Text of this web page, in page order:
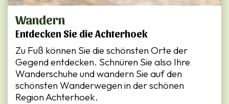
Wandern
Entdecken Sie die Achterhoek
Zu Fuß können Sie die schönsten Orte der
Gegend entdecken. Schnüren Sie also Ihre
Wanderschuhe und wandern Sie auf den
schönsten Wanderwegen in der schönen
Region Achterhoek.